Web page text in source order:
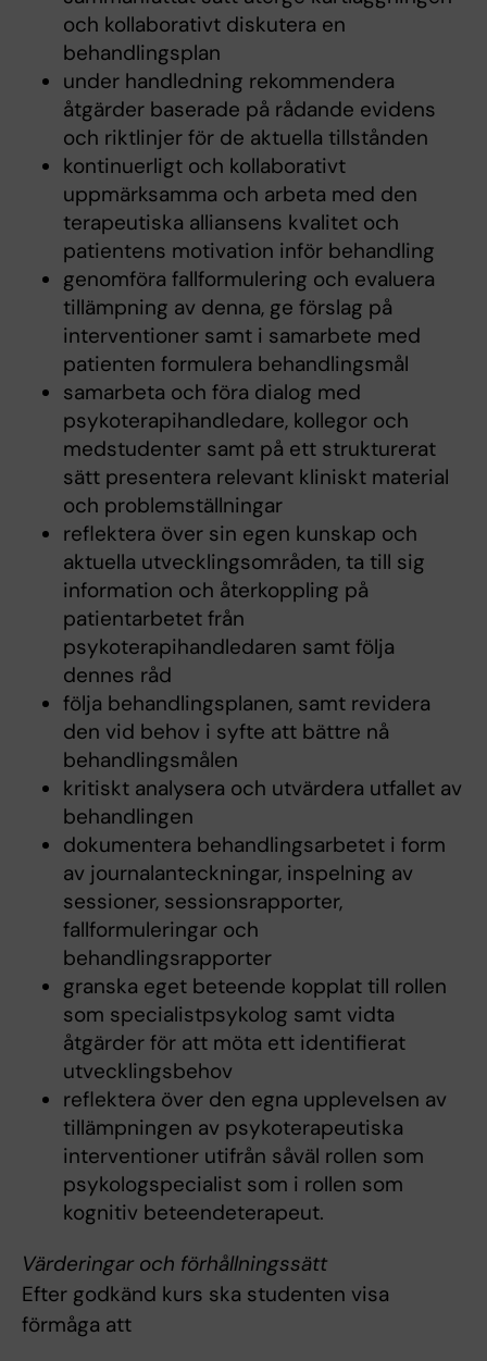
och kollaborativt diskutera en
behandlingsplan
under handledning rekommendera
åtgärder baserade på rådande evidens
och riktlinjer för de aktuella tillstånden
kontinuerligt och kollaborativt
uppmärksamma och arbeta med den
terapeutiska alliansens kvalitet och
patientens motivation inför behandling
genomföra fallformulering och evaluera
tillämpning av denna, ge förslag på
interventioner samt i samarbete med
patienten formulera behandlingsmål
samarbeta och föra dialog med
psykoterapihandledare, kollegor och
medstudenter samt på ett strukturerat
sätt presentera relevant kliniskt material
och problemställningar
reflektera över sin egen kunskap och
aktuella utvecklingsområden, ta till sig
information och återkoppling på
patientarbetet från
psykoterapihandledaren samt följa
dennes råd
följa behandlingsplanen, samt revidera
den vid behov i syfte att bättre nå
behandlingsmålen
kritiskt analysera och utvärdera utfallet av
behandlingen
dokumentera behandlingsarbetet i form
av journalanteckningar, inspelning av
sessioner, sessionsrapporter,
fallformuleringar och
behandlingsrapporter
granska eget beteende kopplat till rollen
som specialistpsykolog samt vidta
åtgärder för att möta ett identifierat
utvecklingsbehov
reflektera över den egna upplevelsen av
tillämpningen av psykoterapeutiska
interventioner utifrån såväl rollen som
psykologspecialist som i rollen som
kognitiv beteendeterapeut.
Värderingar och förhållningssätt
Efter godkänd kurs ska studenten visa
förmåga att